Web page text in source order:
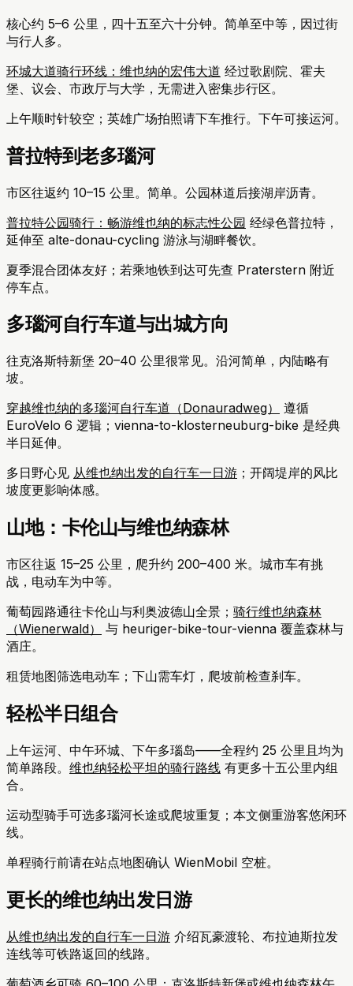
核心约 5–6 公里，四十五至六十分钟。简单至中等，因过街
与行人多。
环城大道骑行环线：维也纳的宏伟大道 经过歌剧院、霍夫
堡、议会、市政厅与大学，无需进入密集步行区。
上午顺时针较空；英雄广场拍照请下车推行。下午可接运河。
普拉特到老多瑙河
市区往返约 10–15 公里。简单。公园林道后接湖岸沥青。
普拉特公园骑行：畅游维也纳的标志性公园 经绿色普拉特，
延伸至 alte-donau-cycling 游泳与湖畔餐饮。
夏季混合团体友好；若乘地铁到达可先查 Praterstern 附近
停车点。
多瑙河自行车道与出城方向
往克洛斯特新堡 20–40 公里很常见。沿河简单，内陆略有
坡。
穿越维也纳的多瑙河自行车道（Donauradweg）
遵循
EuroVelo 6 逻辑；vienna-to-klosterneuburg-bike 是经典
半日延伸。
多日野心见 从维也纳出发的自行车一日游 ；开阔堤岸的风比
坡度更影响体感。
山地：卡伦山与维也纳森林
市区往返 15–25 公里，爬升约 200–400 米。城市车有挑
战，电动车为中等。
葡萄园路通往卡伦山与利奥波德山全景； 骑行维也纳森林
（Wienerwald）
与 heuriger-bike-tour-vienna 覆盖森林与
酒庄。
租赁地图筛选电动车；下山需车灯，爬坡前检查刹车。
轻松半日组合
上午运河、中午环城、下午多瑙岛——全程约 25 公里且均为
简单路段。 维也纳轻松平坦的骑行路线 有更多十五公里内组
合。
运动型骑手可选多瑙河长途或爬坡重复；本文侧重游客悠闲环
线。
单程骑行前请在站点地图确认 WienMobil 空桩。
更长的维也纳出发日游
从维也纳出发的自行车一日游 介绍瓦豪渡轮、布拉迪斯拉发
连线等可铁路返回的线路。